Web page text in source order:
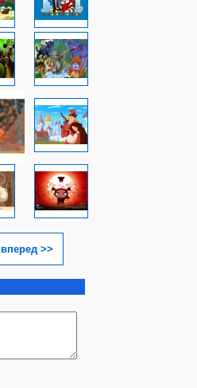
вперед >>